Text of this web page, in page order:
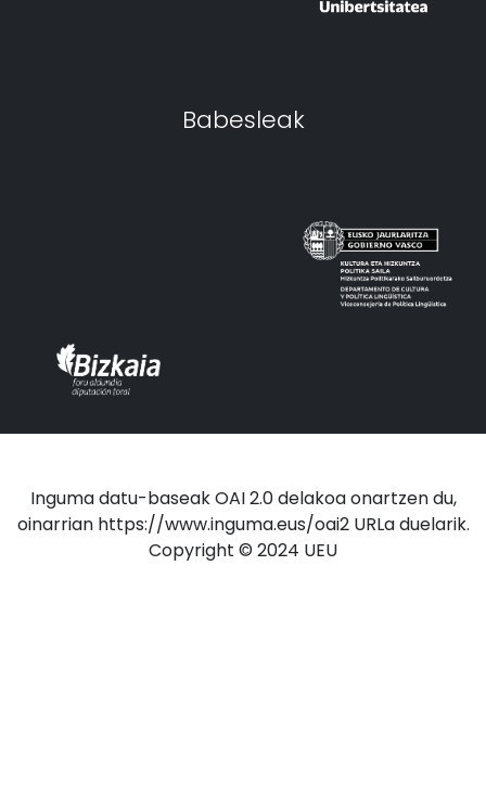
Babesleak
Inguma datu-baseak OAI 2.0 delakoa onartzen du,
oinarrian https://www.inguma.eus/oai2 URLa duelarik.
Copyright © 2024 UEU